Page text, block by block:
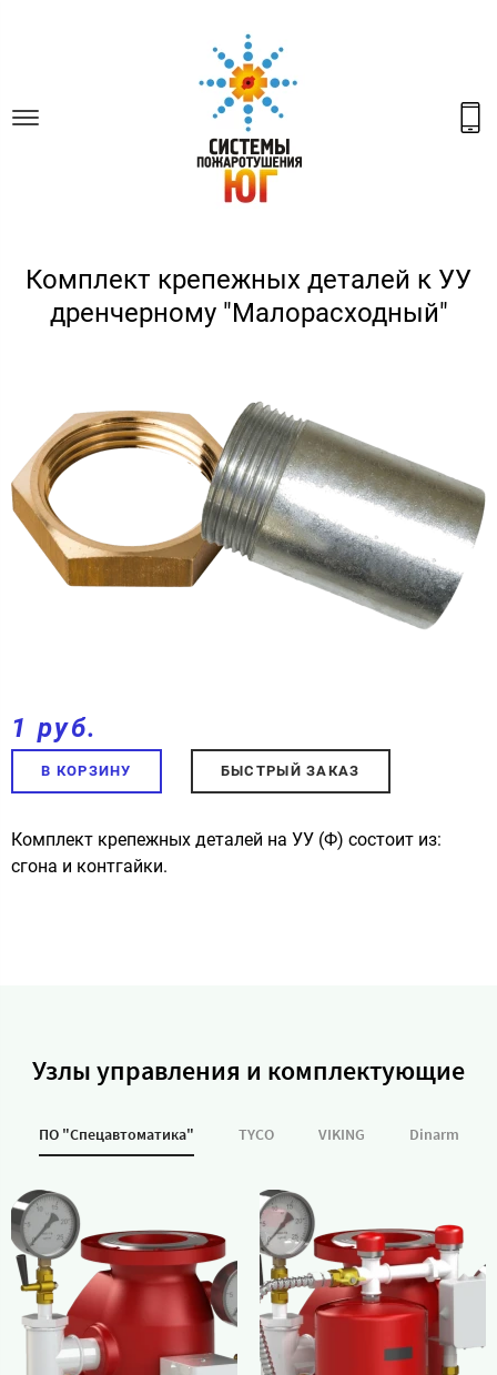
Комплект крепежных деталей к УУ
дренчерному "Малорасходный"
1 руб.
В КОРЗИНУ БЫСТРЫЙ ЗАКАЗ
Комплект крепежных деталей на УУ (Ф) состоит из:
сгона и контгайки.
Узлы управления и комплектующие
ПО "Спецавтоматика" TYCO VIKING Dinarm